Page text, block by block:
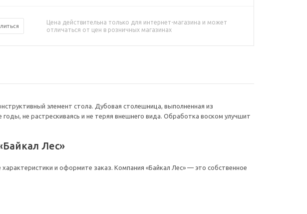
Цена действительна только для интернет-магазина и может
отличаться от цен в розничных магазинах
элемент стола. Дубовая столешница, выполненная из
не растрескиваясь и не теряя внешнего вида. Обработка воском улучшит
Лес»
и оформите заказ. Компания «Байкал Лес» — это собственное